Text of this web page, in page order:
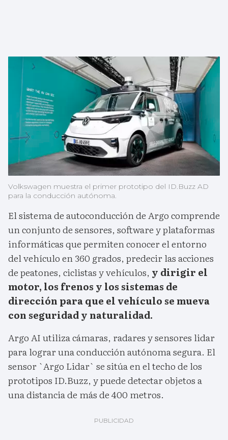
Volkswagen muestra el primer prototipo del ID.Buzz AD
para la conducción autónoma.
El sistema de autoconducción de Argo comprende
un conjunto de sensores, software y plataformas
informáticas que permiten conocer el entorno
del vehículo en 360 grados, predecir las acciones
de peatones, ciclistas y vehículos, y dirigir el
motor, los frenos y los sistemas de
dirección para que el vehículo se mueva
con seguridad y naturalidad.
Argo AI utiliza cámaras, radares y sensores lidar
para lograr una conducción autónoma segura. El
sensor `Argo Lidar` se sitúa en el techo de los
prototipos ID.Buzz, y puede detectar objetos a
una distancia de más de 400 metros.